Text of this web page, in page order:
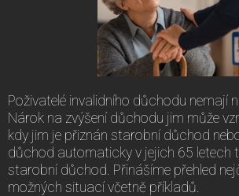
Poživatelé invalidního důchodu nemají
Nárok na zvýšení důchodu jim může
kdy jim je přiznán starobní důchod
důchod automaticky v jejich 65 letech
starobní důchod. Přinášíme přehled
možných situací včetně příkladů.